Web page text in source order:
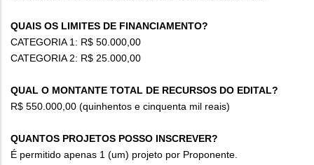
QUAIS OS LIMITES DE FINANCIAMENTO?
CATEGORIA 1: R$ 50.000,00
CATEGORIA 2: R$ 25.000,00
QUAL O MONTANTE TOTAL DE RECURSOS DO EDITAL?
R$ 550.000,00 (quinhentos e cinquenta mil reais)
QUANTOS PROJETOS POSSO INSCREVER?
É permitido apenas 1 (um) projeto por Proponente.